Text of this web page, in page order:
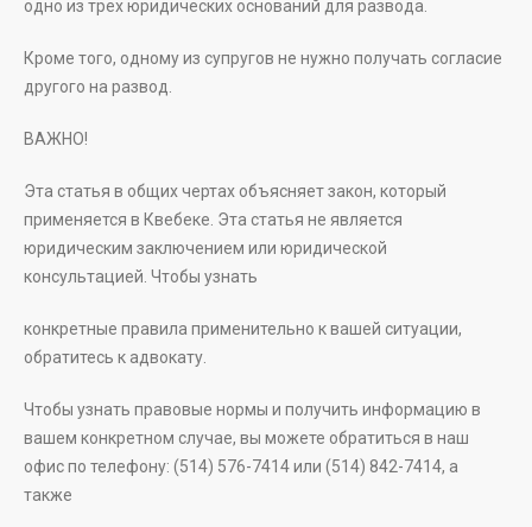
одно из трех юридических оснований для развода.
Кроме того, одному из супругов не нужно получать согласие
другого на развод.
ВАЖНО!
Эта статья в общих чертах объясняет закон, который
применяется в Квебеке. Эта статья не является
юридическим заключением или юридической
консультацией. Чтобы узнать
конкретные правила применительно к вашей ситуации,
обратитесь к адвокату.
Чтобы узнать правовые нормы и получить информацию в
вашем конкретном случае, вы можете обратиться в наш
офис по телефону: (514) 576-7414 или (514) 842-7414, а
также